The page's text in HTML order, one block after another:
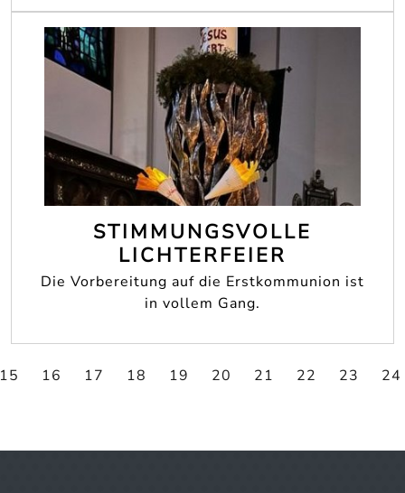
STIMMUNGSVOLLE
LICHTERFEIER
Die Vorbereitung auf die Erstkommunion ist
in vollem Gang.
15 16 17 18 19 20 21 22 23 24